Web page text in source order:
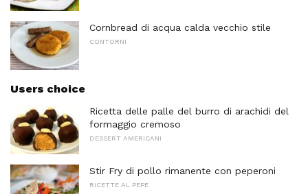
Cornbread di acqua calda vecchio stile
CONTORNI
Users choice
Ricetta delle palle del burro di arachidi del
formaggio cremoso
DESSERT AMERICANI
Stir Fry di pollo rimanente con peperoni
RICETTE AL PEPE